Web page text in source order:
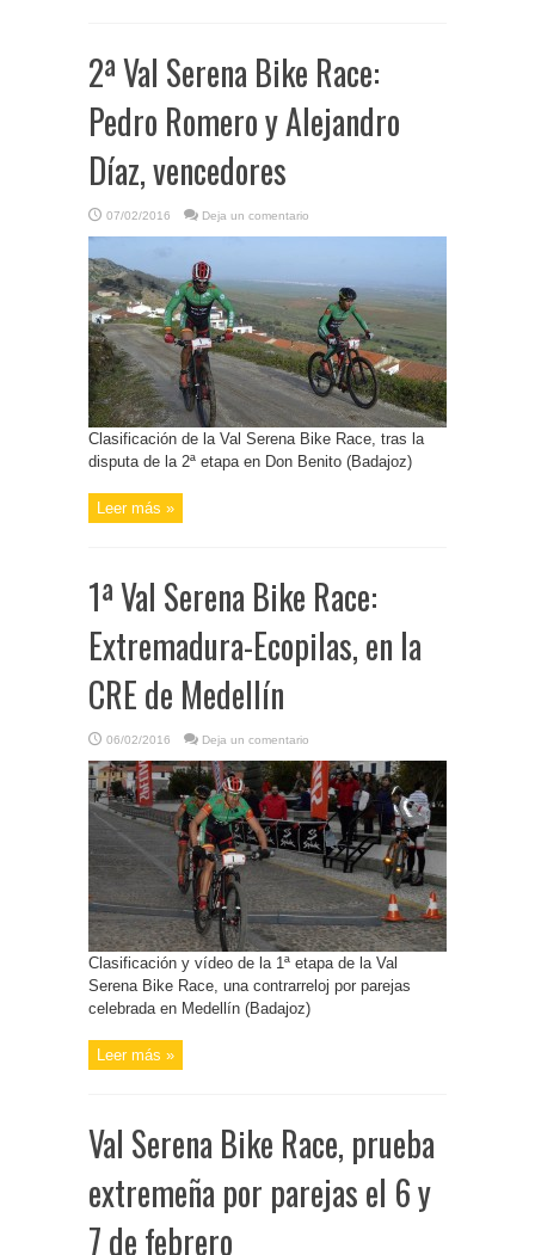
2ª Val Serena Bike Race:
Pedro Romero y Alejandro
Díaz, vencedores
07/02/2016 Deja un comentario
Clasificación de la Val Serena Bike Race, tras la
disputa de la 2ª etapa en Don Benito (Badajoz)
Leer más »
1ª Val Serena Bike Race:
Extremadura-Ecopilas, en la
CRE de Medellín
06/02/2016 Deja un comentario
Clasificación y vídeo de la 1ª etapa de la Val
Serena Bike Race, una contrarreloj por parejas
celebrada en Medellín (Badajoz)
Leer más »
Val Serena Bike Race, prueba
extremeña por parejas el 6 y
7 de febrero